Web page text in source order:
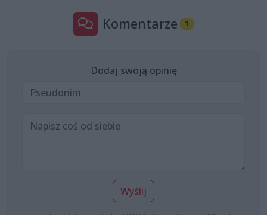
Komentarze 1
Dodaj swoją opinię
Wyślij